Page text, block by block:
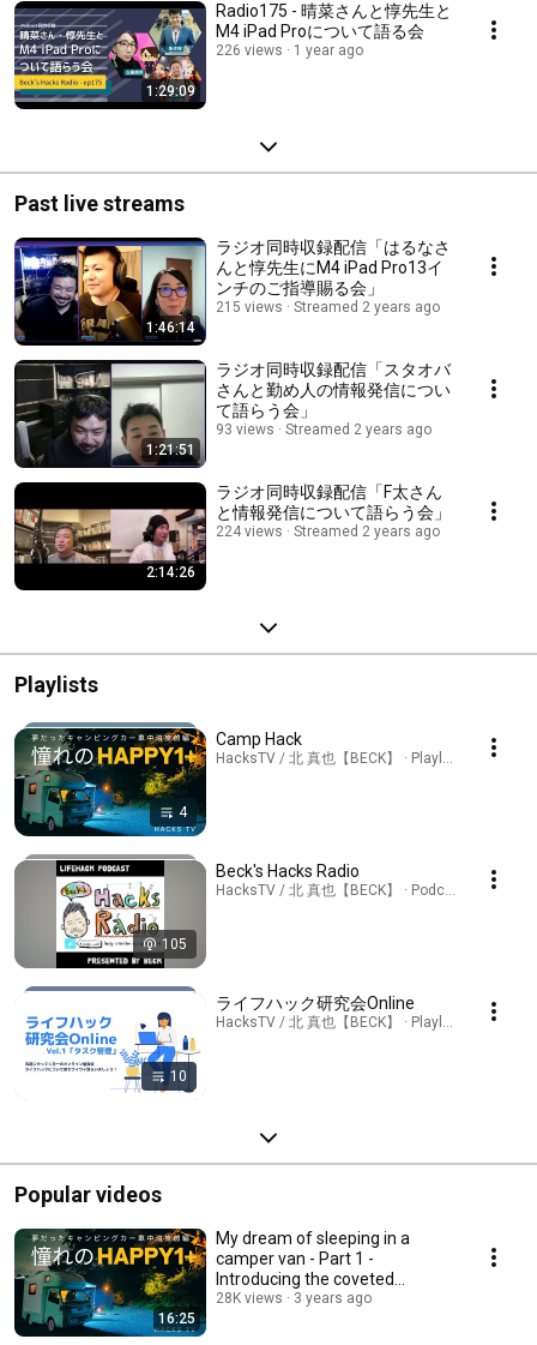
1:29:09
Radio175 - 晴菜さんと惇先生と
M4 iPad Proについて語る会
226 views 1 year ago
Past live streams
1:46:14
ラジオ同時収録配信「はるなさ
んと惇先生にM4 iPad Pro13イ
ンチのご指導賜る会」
215 views Streamed 2 years ago
1:21:51
ラジオ同時収録配信「スタオバ
さんと勤め人の情報発信につい
て語らう会」
93 views Streamed 2 years ago
2:14:26
ラジオ同時収録配信「F太さん
と情報発信について語らう会」
224 views Streamed 2 years ago
Playlists
4
Camp Hack
HacksTV / 北 真也【BECK】 · Playlist
105
Beck's Hacks Radio
HacksTV / 北 真也【BECK】 · Podcast
10
ライフハック研究会Online
HacksTV / 北 真也【BECK】 · Playlist
Popular videos
16:25
My dream of sleeping in a
camper van - Part 1 -
Introducing the coveted
Happy1+! [4K/60fps/HDR]
28K views 3 years ago